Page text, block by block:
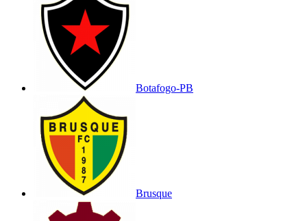
Botafogo-PB
Brusque